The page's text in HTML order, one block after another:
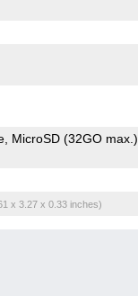
MicroSD (32GO max.)
x 3.27 x 0.33 inches)